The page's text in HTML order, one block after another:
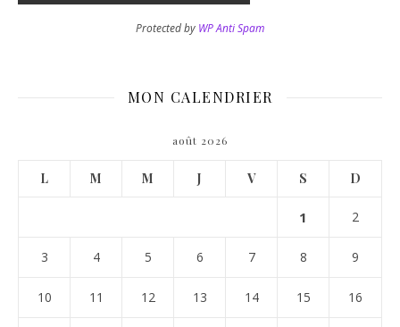
Protected by WP Anti Spam
MON CALENDRIER
août 2026
L M M J V S D
1 2
3 4 5 6 7 8 9
10 11 12 13 14 15 16